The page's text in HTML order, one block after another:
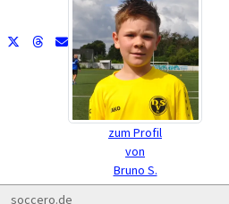
zum Profil
von
Bruno S.
soccero.de